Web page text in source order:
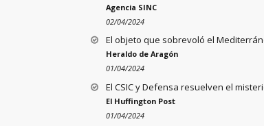
Agencia SINC
02/04/2024
El objeto que sobrevoló el
Heraldo de Aragón
01/04/2024
El CSIC y Defensa resuelven el
El Huffington Post
01/04/2024